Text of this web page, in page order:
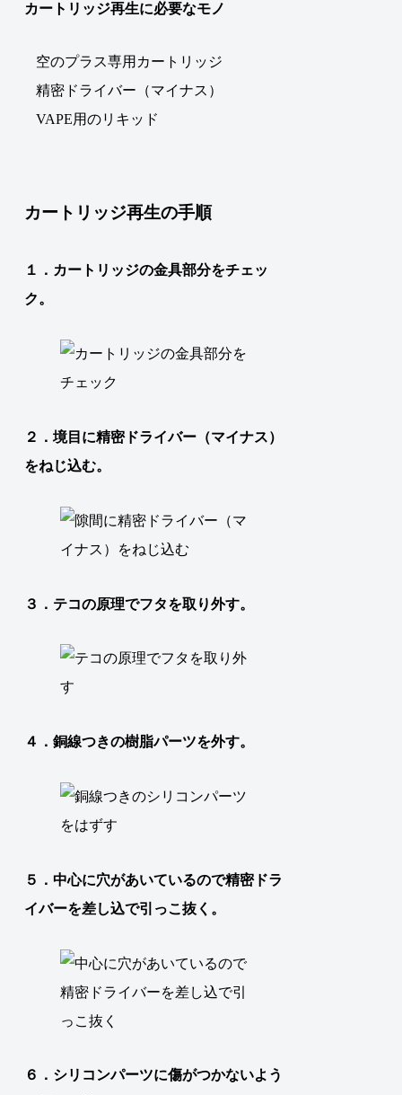
カートリッジ再生に必要なモノ
空のプラス専用カートリッジ
精密ドライバー（マイナス）
VAPE用のリキッド
カートリッジ再生の手順
１．カートリッジの金具部分をチェッ
ク。
２．境目に精密ドライバー（マイナス）
をねじ込む。
３．テコの原理でフタを取り外す。
４．銅線つきの樹脂パーツを外す。
５．中心に穴があいているので精密ドラ
イバーを差し込で引っこ抜く。
６．シリコンパーツに傷がつかないよう